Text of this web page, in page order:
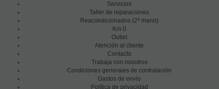
Servicios
Taller de reparaciones
Reacondicionados (2a mano)
Km 0
Outlet
Atención al cliente
Contacto
Trabaja con nosotros
Condiciones generales de contratación
Gastos de envío
Política de privacidad